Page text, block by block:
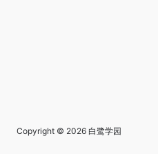
Copyright © 2026 白鹭学园